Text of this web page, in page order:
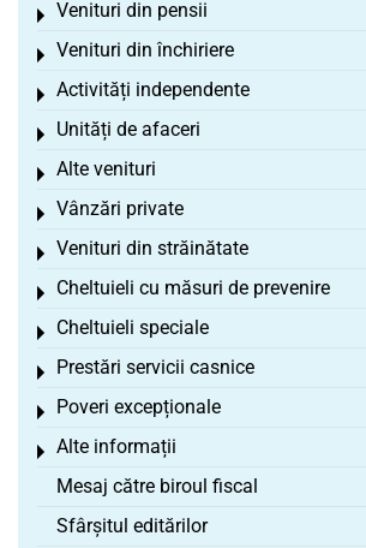
Venituri din pensii
Toggle menu
Venituri din închiriere
Toggle menu
Activități independente
Toggle menu
Unități de afaceri
Toggle menu
Alte venituri
Toggle menu
Vânzări private
Toggle menu
Venituri din străinătate
Toggle menu
Cheltuieli cu măsuri de prevenire
Toggle menu
Cheltuieli speciale
Toggle menu
Prestări servicii casnice
Toggle menu
Poveri excepționale
Toggle menu
Alte informații
Toggle menu
Mesaj către biroul fiscal
Sfârșitul editărilor